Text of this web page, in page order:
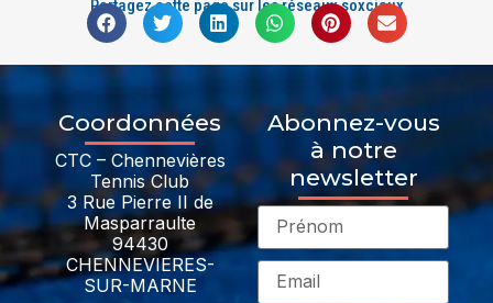
Partagez cette page sur les réseaux soxciaux
Coordonnées
CTC – Chennevières
Tennis Club
3 Rue Pierre II de
Masparraulte
94430
CHENNEVIERES-
SUR-MARNE
Abonnez-vous
à notre
newsletter